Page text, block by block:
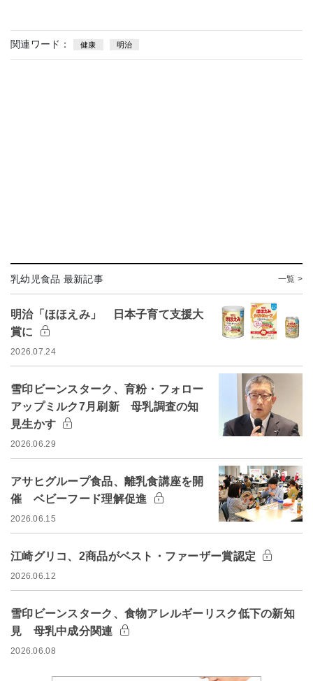
関連ワード： 健康 明治
乳幼児食品 最新記事 一覧 >
明治「ほほえみ」 日本子育て支援大
賞に
2026.07.24
雪印ビーンスターク、育粉・フォロー
アップミルク7月刷新 母乳調査の知
見生かす
2026.06.29
アサヒグループ食品、離乳食講座を開
催 ベビーフード理解促進
2026.06.15
江崎グリコ、2商品がベスト・ファーザー賞認定
2026.06.12
雪印ビーンスターク、食物アレルギーリスク低下の新知
見 母乳中成分関連
2026.06.08